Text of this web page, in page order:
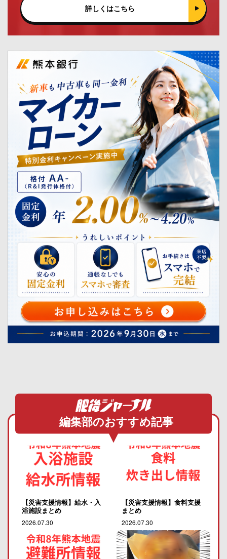
詳しくはこちら
編集部のおすすめ記事
【災害支援情報】給水・入
浴施設まとめ
2026.07.30
【災害支援情報】食料支援
まとめ
2026.07.30